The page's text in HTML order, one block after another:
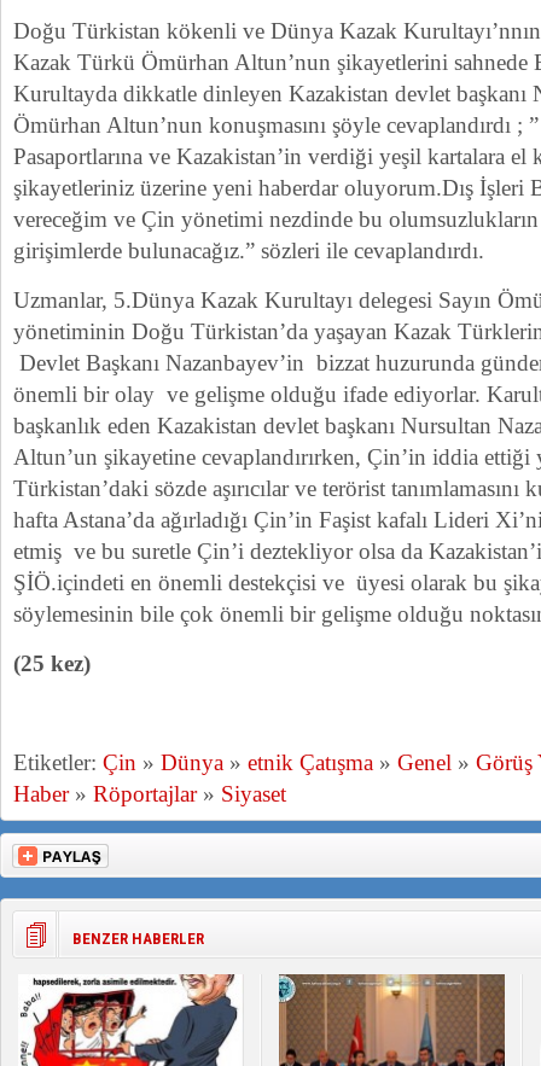
Doğu Türkistan kökenli ve Dünya Kazak
Kazak Türkü Ömürhan Altun’nun şikayetlerini sahnede
Kurultayda dikkatle dinleyen Kazakistan devlet başkanı
Ömürhan Altun’nun konuşmasını şöyle cevaplandırdı ;
Pasaportlarına ve Kazakistan’in verdiği yeşil kartalara
şikayetleriniz üzerine yeni haberdar oluyorum.Dış İşleri
vereceğim ve Çin yönetimi nezdinde bu
girişimlerde bulunacağız.” sözleri ile cevaplandırdı.
Uzmanlar, 5.Dünya Kazak Kurultayı delegesi Sayın
yönetiminin Doğu Türkistan’da yaşayan Kazak
Devlet Başkanı Nazanbayev’in bizzat huzurunda
önemli bir olay ve gelişme olduğu ifade ediyorlar.
başkanlık eden Kazakistan devlet başkanı Nursultan
Altun’un şikayetine cevaplandırırken, Çin’in iddia ettiği
Türkistan’daki sözde aşırıcılar ve terörist
hafta Astana’da ağırladığı Çin’in Faşist kafalı Lideri
etmiş ve bu suretle Çin’i deztekliyor olsa da
ŞİÖ.içindeti en önemli destekçisi ve üyesi olarak bu
söylemesinin bile çok önemli bir gelişme olduğu
(25 kez)
Etiketler: Çin » Dünya » etnik Çatışma » Genel » Görüş
Haber» Röportajlar» Siyaset
BENZER HABERLER